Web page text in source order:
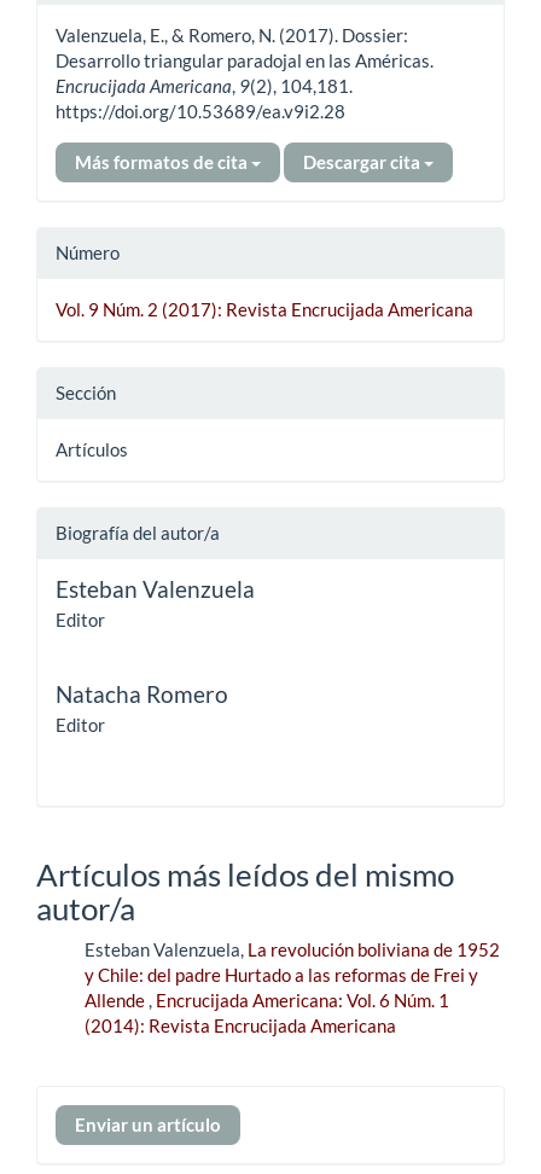
artículo
Valenzuela, E., & Romero, N. (2017). Dossier:
Desarrollo triangular paradojal en las Américas.
Encrucijada Americana, 9(2), 104,181.
https://doi.org/10.53689/ea.v9i2.28
Más formatos de cita Descargar cita
Número
Vol. 9 Núm. 2 (2017): Revista Encrucijada Americana
Sección
Artículos
Biografía del autor/a
Esteban Valenzuela
Editor
Natacha Romero
Editor
Artículos más leídos del mismo
autor/a
Esteban Valenzuela, La revolución boliviana de 1952
y Chile: del padre Hurtado a las reformas de Frei y
Allende, Encrucijada Americana: Vol. 6 Núm. 1
(2014): Revista Encrucijada Americana
Enviar
un
Enviar un artículo